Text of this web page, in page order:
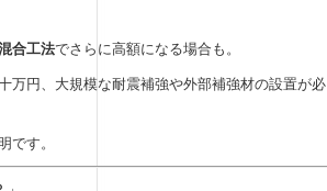
合工法でさらに高額になる場合も。
万円、大規模な耐震補強や外部補強材の設置が必
す。